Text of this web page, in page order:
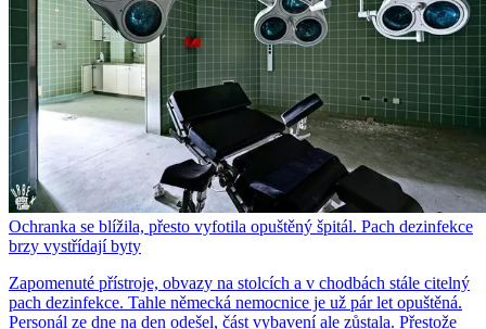
Ochranka se blížila, přesto vyfotila opuštěný špitál. Pach dezinfekce
brzy vystřídají byty
Zapomenuté přístroje, obvazy na stolcích a v chodbách stále citelný
pach dezinfekce. Tahle německá nemocnice je už pár let opuštěná.
Personál ze dne na den odešel, část vybavení ale zůstala. Přestože